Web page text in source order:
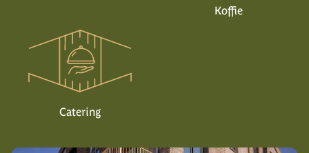
Koffie
Catering